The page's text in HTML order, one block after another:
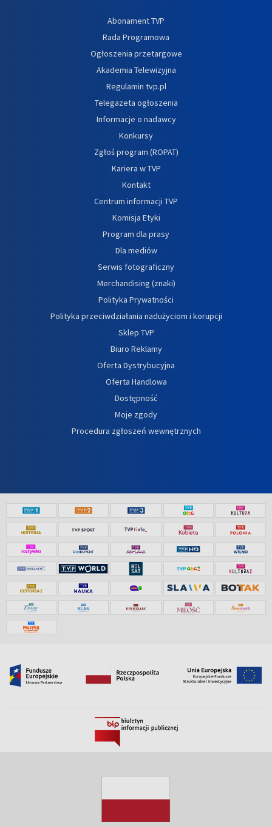
Abonament TVP
Rada Programowa
Ogłoszenia przetargowe
Akademia Telewizyjna
Regulamin tvp.pl
Telegazeta ogłoszenia
Informacje o nadawcy
Konkursy
Zgłoś program (ROPAT)
Kariera w TVP
Kontakt
Centrum informacji TVP
Komisja Etyki
Program dla prasy
Dla mediów
Serwis fotograficzny
Merchandising (znaki)
Polityka Prywatności
Polityka przeciwdziałania nadużyciom i korupcji
Sklep TVP
Biuro Reklamy
Oferta Dystrybucyjna
Oferta Handlowa
Dostępność
Moje zgody
Procedura zgłoszeń wewnętrznych